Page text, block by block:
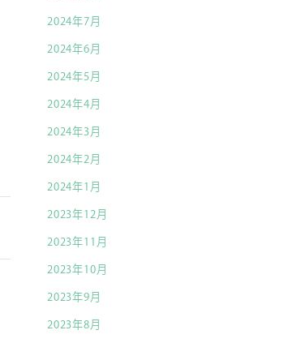
2024年7月
2024年6月
2024年5月
2024年4月
2024年3月
2024年2月
2024年1月
2023年12月
2023年11月
2023年10月
2023年9月
2023年8月